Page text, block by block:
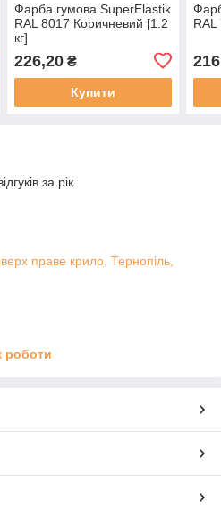
Фарба гумова SuperElastik
RAL 8017 Коричневий [1.2
кг]
226,20₴
Купити
RAL
216
за рік
праве крило, Тернопіль,
роботи